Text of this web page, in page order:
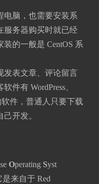
电脑，也需要安装系
服务器购买时就已经
的一般是 CentOS 系
发表文章、评论留言
件有 WordPress、
件，普通人只要下载
开发。
Operating Syst
来自于 Red